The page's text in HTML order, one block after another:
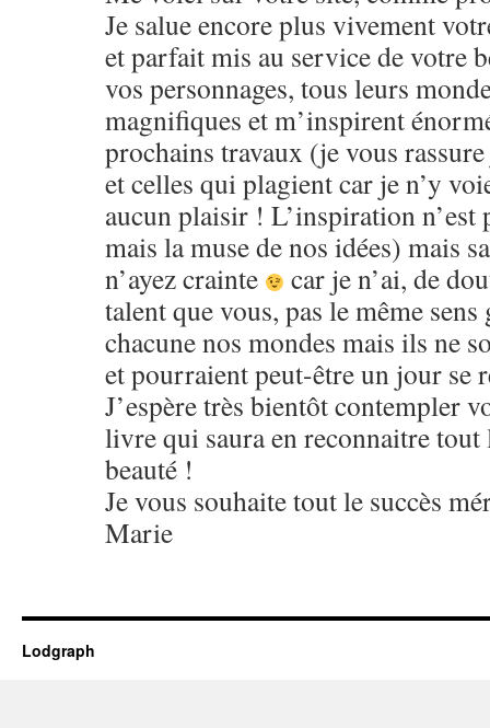
Je salue encore plus vivement
et parfait mis au service de votre
vos personnages, tous leurs
magnifiques et m’inspirent
prochains travaux (je vous
et celles qui plagient car je n’y
aucun plaisir ! L’inspiration n’est
mais la muse de nos idées) mais
n’ayez crainte
car je n’ai, de
talent que vous, pas le même
chacune nos mondes mais ils ne
et pourraient peut-être un jour se
J’espère très bientôt contempler
livre qui saura en reconnaitre
beauté !
Je vous souhaite tout le succès
Marie
Lodgraph